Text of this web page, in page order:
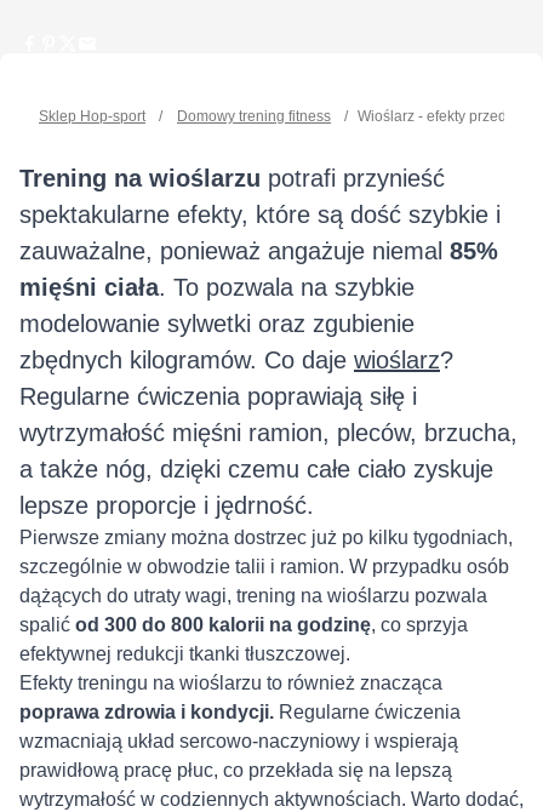
Sklep Hop-sport / Domowy trening fitness / Wioślarz - efekty przed i po
Trening na wioślarzu potrafi przynieść
spektakularne efekty, które są dość szybkie i
zauważalne, ponieważ angażuje niemal 85%
mięśni ciała. To pozwala na szybkie
modelowanie sylwetki oraz zgubienie
zbędnych kilogramów. Co daje wioślarz?
Regularne ćwiczenia poprawiają siłę i
wytrzymałość mięśni ramion, pleców, brzucha,
a także nóg, dzięki czemu całe ciało zyskuje
lepsze proporcje i jędrność.
Pierwsze zmiany można dostrzec już po kilku tygodniach,
szczególnie w obwodzie talii i ramion. W przypadku osób
dążących do utraty wagi, trening na wioślarzu pozwala
spalić od 300 do 800 kalorii na godzinę, co sprzyja
efektywnej redukcji tkanki tłuszczowej.
Efekty treningu na wioślarzu to również znacząca
poprawa zdrowia i kondycji. Regularne ćwiczenia
wzmacniają układ sercowo-naczyniowy i wspierają
prawidłową pracę płuc, co przekłada się na lepszą
wytrzymałość w codziennych aktywnościach. Warto dodać,